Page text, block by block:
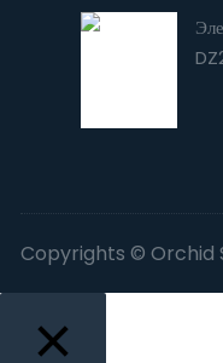
Copyrights © Orchid